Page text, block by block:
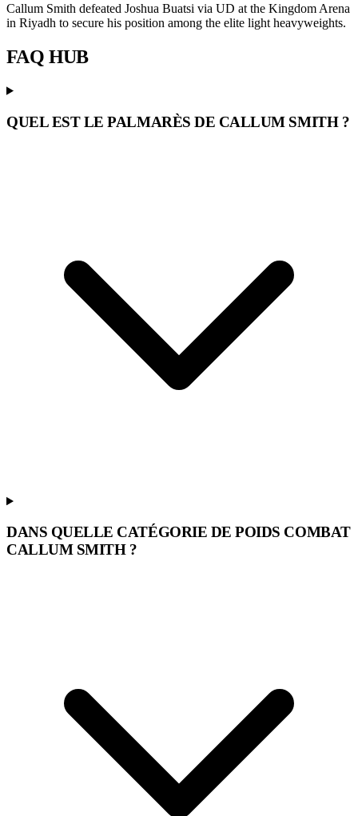
Callum Smith defeated Joshua Buatsi via UD at the Kingdom Arena
in Riyadh to secure his position among the elite light heavyweights.
FAQ HUB
QUEL EST LE PALMARÈS DE CALLUM SMITH ?
DANS QUELLE CATÉGORIE DE POIDS COMBAT
CALLUM SMITH ?